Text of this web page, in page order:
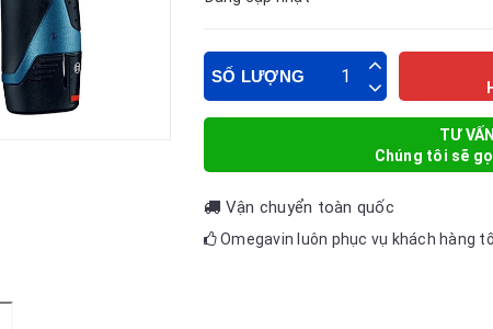
SỐ LƯỢNG
TƯ VẤN
Chúng tôi sẽ
Vận chuyển toàn quốc
Omegavin luôn phục vụ khách hàng